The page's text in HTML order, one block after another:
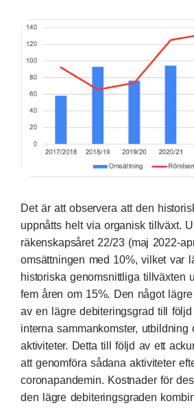
Det är att observera att den
uppnåtts helt via organisk tillväxt.
räkenskapsåret 22/23 (maj 2022-
omsättningen med 10%, vilket var
historiska genomsnittliga tillväxten
fem åren om 15%. Den något
av en lägre debiteringsgrad till
interna sammankomster, utbildning
aktiviteter. Detta till följd av ett
att genomföra sådana aktiviteter
coronapandemin. Kostnader för
den lägre debiteringsgraden